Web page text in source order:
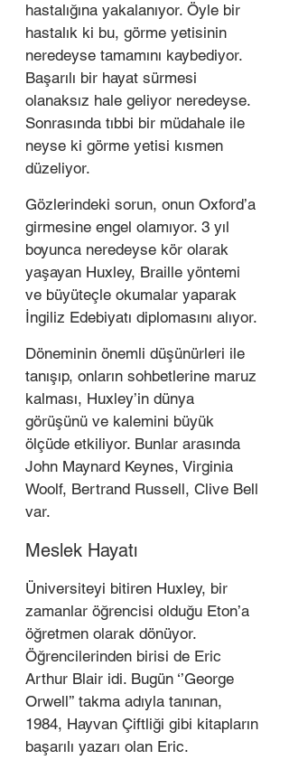
hastalığına yakalanıyor. Öyle bir
hastalık ki bu, görme yetisinin
neredeyse tamamını kaybediyor.
Başarılı bir hayat sürmesi
olanaksız hale geliyor neredeyse.
Sonrasında tıbbi bir müdahale ile
neyse ki görme yetisi kısmen
düzeliyor.
Gözlerindeki sorun, onun Oxford’a
girmesine engel olamıyor. 3 yıl
boyunca neredeyse kör olarak
yaşayan Huxley, Braille yöntemi
ve büyüteçle okumalar yaparak
İngiliz Edebiyatı diplomasını alıyor.
Döneminin önemli düşünürleri ile
tanışıp, onların sohbetlerine maruz
kalması, Huxley’in dünya
görüşünü ve kalemini büyük
ölçüde etkiliyor. Bunlar arasında
John Maynard Keynes, Virginia
Woolf, Bertrand Russell, Clive Bell
var.
Meslek Hayatı
Üniversiteyi bitiren Huxley, bir
zamanlar öğrencisi olduğu Eton’a
öğretmen olarak dönüyor.
Öğrencilerinden birisi de Eric
Arthur Blair idi. Bugün ‘’George
Orwell’’ takma adıyla tanınan,
1984, Hayvan Çiftliği gibi kitapların
başarılı yazarı olan Eric.